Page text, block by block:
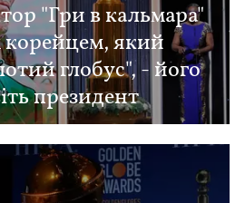
"Гри в кальмара"
який
глобус", - його
президент